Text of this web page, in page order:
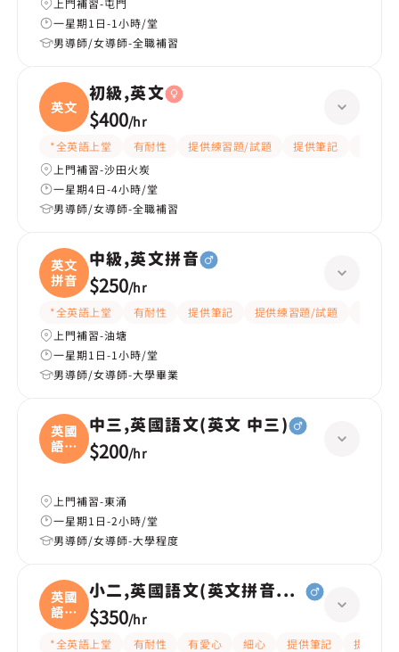
上門補習-屯門
一星期1日-1小時/堂
男導師/女導師-全職補習
英文
初級,英文
$400/hr
*全英語上堂 有耐性 提供練習題/試題 提供筆記
上門補習-沙田火炭
一星期4日-4小時/堂
男導師/女導師-全職補習
英文
拼音
中級,英文拼音
$250/hr
*全英語上堂 有耐性 提供筆記 提供練習題/試題
上門補習-油塘
一星期1日-1小時/堂
男導師/女導師-大學畢業
英國
語文
(
中三,英國語文(英文 中三)
$200/hr
上門補習-東涌
一星期1日-2小時/堂
男導師/女導師-大學程度
英國
語文
(
小二,英國語文(英文拼音+閱讀)
$350/hr
*全英語上堂 有耐性 有愛心 細心 提供筆記
提供練